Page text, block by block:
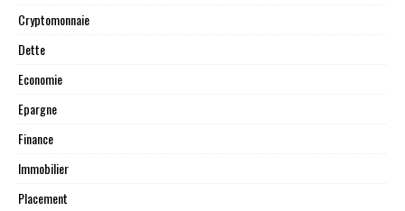
Cryptomonnaie
Dette
Economie
Epargne
Finance
Immobilier
Placement